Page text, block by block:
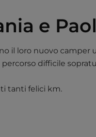
e
il loro nuovo
difficile
tanti felici km.